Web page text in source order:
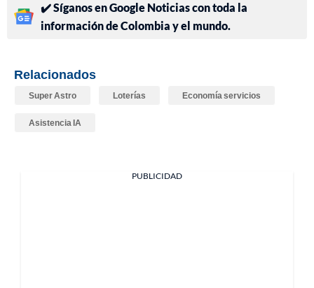
✔️ Síganos en Google Noticias con toda la
información de Colombia y el mundo.
Relacionados
Super Astro Loterías Economía servicios
Asistencia IA
PUBLICIDAD